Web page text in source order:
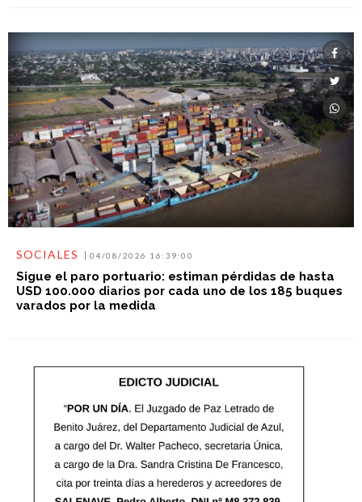
SOCIALES 04/08/2026 16:39:00
Sigue el paro portuario: estiman pérdidas de hasta
USD 100.000 diarios por cada uno de los 185 buques
varados por la medida